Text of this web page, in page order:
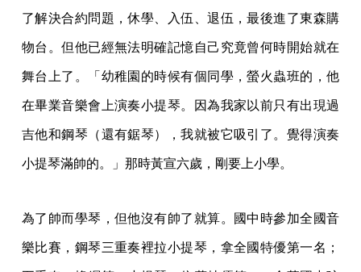
了解決合約問題，休學、入伍、退伍，最後進了東森購
物台。但他已經無法明確記憶自己究竟曾何時開始就在
舞台上了。「幼稚園的時候有個同學，螢火蟲班的，他
在畢業音樂會上演奏小提琴。因為我家以前只有出現過
吉他和鋼琴（還有鋸琴），我就被它吸引了。覺得演奏
小提琴滿帥的。」那時黃宣六歲，剛要上小學。
為了帥而學琴，但他沒有帥了就算。國中時參加全國音
樂比賽，鋼琴三重奏裡拉小提琴，拿全國特優第一名；